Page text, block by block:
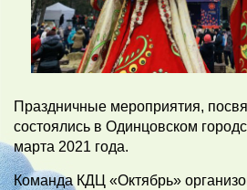
Праздничные мероприятия,
состоялись в Одинцовском
марта 2021 года.
Команда КДЦ «Октябрь»